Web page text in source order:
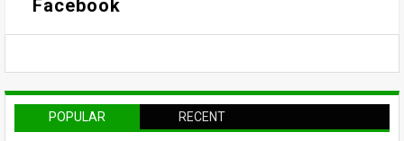
Facebook
POPULAR RECENT